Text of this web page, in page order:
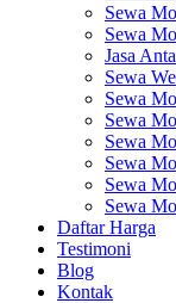
Sewa
Sewa
Jasa
Sewa
Sewa
Sewa
Sewa
Sewa
Sewa
Sewa
Daftar Harga
Testimoni
Blog
Kontak